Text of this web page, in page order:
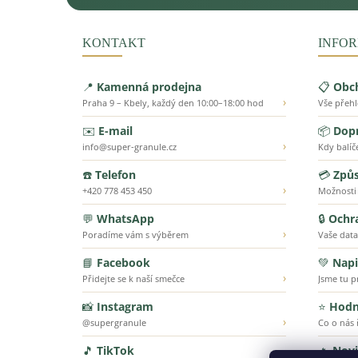
KONTAKT
📍 Kamenná prodejna
Praha 9 – Kbely, každý den 10:00–18:00 hod
›
✉️ E-mail
info@super-granule.cz
›
☎️ Telefon
+420 778 453 450
›
💬 WhatsApp
Poradíme vám s výběrem
›
📘 Facebook
Přidejte se k naší smečce
›
📸 Instagram
@supergranule
›
🎵 TikTok
📋
Vše
📦
Kdy
💳
🔒
Vaše
💚
Jsme tu
⭐
Co o nás
🔥